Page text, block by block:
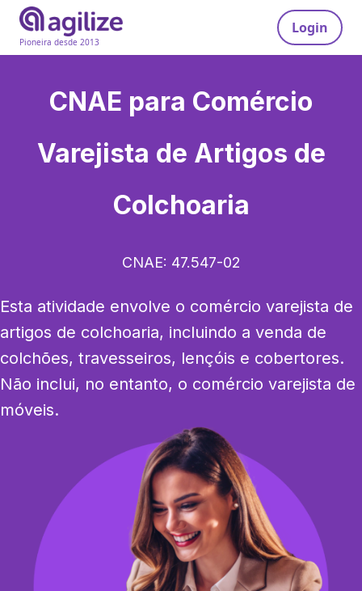
Pioneira desde 2013
Login
CNAE para Comércio
Varejista de Artigos de
Colchoaria
CNAE: 47.547-02
Esta atividade envolve o comércio varejista de
artigos de colchoaria, incluindo a venda de
colchões, travesseiros, lençóis e cobertores.
Não inclui, no entanto, o comércio varejista de
móveis.